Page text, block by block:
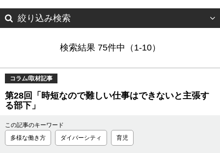
絞り込み検索
検索結果 75件中（1-10）
コラム/取材記事
第28回「時短なので難しい仕事はできないと主張す
る部下」
この記事のキーワード
多様な働き方
ダイバーシティ 育児